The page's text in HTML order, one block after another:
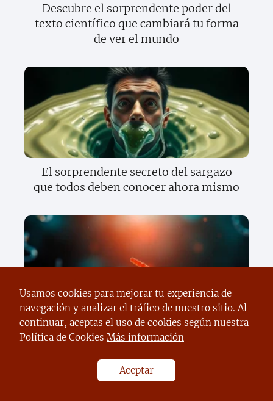
Descubre el sorprendente poder del
texto científico que cambiará tu forma
de ver el mundo
El sorprendente secreto del sargazo
que todos deben conocer ahora mismo
Descubre el sorprendente secreto de la
herencia que cambiará todo lo que
Usamos cookies para mejorar tu experiencia de
navegación y analizar el tráfico de nuestro sitio. Al
continuar, aceptas el uso de cookies según nuestra
Política de Cookies Más información
Aceptar